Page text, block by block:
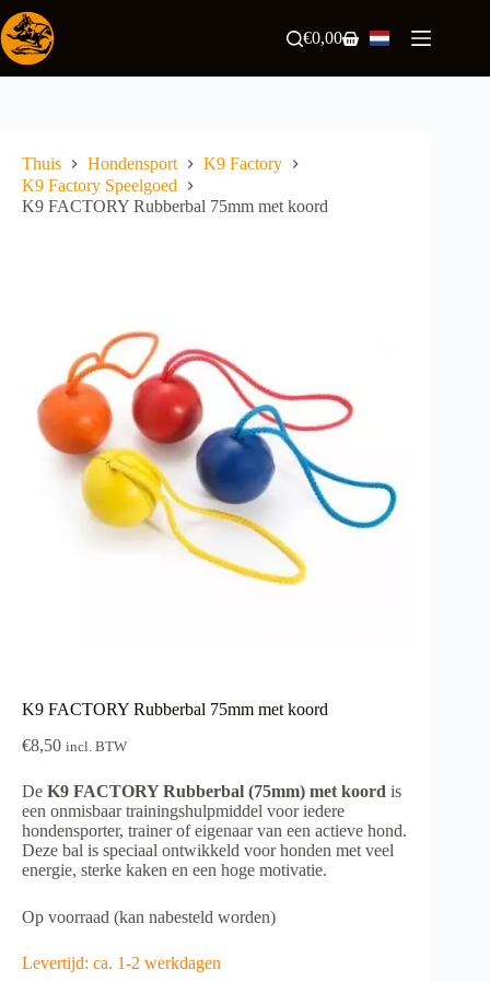
naar
de
inhoud
Winkelwagen
€0,00
Thuis Hondensport
K9 Factory
K9 Factory Speelgoed
K9 FACTORY Rubberbal 75mm met koord
K9 FACTORY Rubberbal 75mm met koord
€8,50 incl. BTW
De K9 FACTORY Rubberbal (75mm) met koord is
een onmisbaar trainingshulpmiddel voor iedere
hondensporter, trainer of eigenaar van een actieve hond.
Deze bal is speciaal ontwikkeld voor honden met veel
energie, sterke kaken en een hoge motivatie.
Op voorraad (kan nabesteld worden)
Levertijd: ca. 1-2 werkdagen